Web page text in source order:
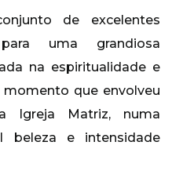
de excelentes
uma grandiosa
na espiritualidade e
que envolveu
Igreja Matriz, numa
beleza e intensidade